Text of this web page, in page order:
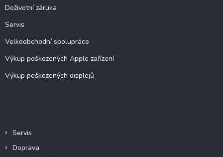
ý
Doživotní záruka
Servis
Velkoobchodní spolupráce
Výkup poškozených Apple zařízení
Výkup poškozených displejů
Servis
Doprava